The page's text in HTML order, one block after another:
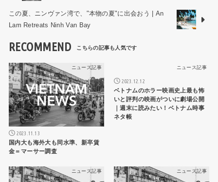
この夏、ニンヴァン湾で、"本物の夏"に出会おう | An
Lam Retreats Ninh Van Bay
RECOMMEND
ニュース記事
2023.11.13
国内大も海外大も同水準、新卒賃
金＝マーサー調査
ニュース記事
2023.12.12
ベトナムのホラー映画史上最も怖
いと評判の映画がついに劇場公開
｜週末に読みたい！ベトナム時事
ネタ帳
ニュース記事 ニュース記事